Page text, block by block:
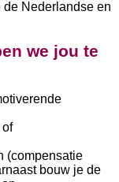
Nederlandse en
we jou te
of
(compensatie
bouw je de